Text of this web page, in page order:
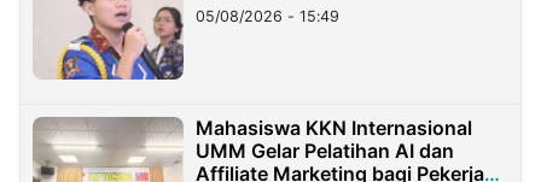
05/08/2026 - 15:49
Mahasiswa KKN Internasional
UMM Gelar Pelatihan AI dan
Affiliate Marketing bagi Pekerja